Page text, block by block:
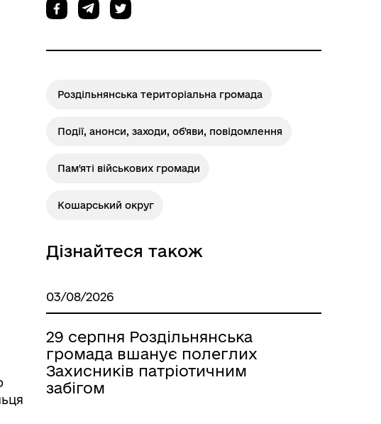
дій
родинам
Розклад автобусів Одеса-
Лиманське
Роздільнянська територіальна громада
Події, анонси, заходи, об'яви, повідомлення
Пам'яті військових громади
Кошарський округ
Дізнайтеся також
03/08/2026
29 серпня Роздільнянська
громада вшанує полеглих
Захисників патріотичним
забігом